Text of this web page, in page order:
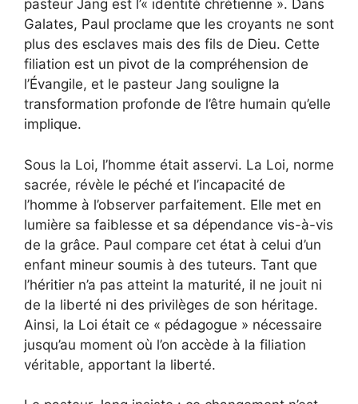
pasteur Jang est l’« identité chrétienne ». Dans
Galates, Paul proclame que les croyants ne sont
plus des esclaves mais des fils de Dieu. Cette
filiation est un pivot de la compréhension de
l’Évangile, et le pasteur Jang souligne la
transformation profonde de l’être humain qu’elle
implique.
Sous la Loi, l’homme était asservi. La Loi, norme
sacrée, révèle le péché et l’incapacité de
l’homme à l’observer parfaitement. Elle met en
lumière sa faiblesse et sa dépendance vis-à-vis
de la grâce. Paul compare cet état à celui d’un
enfant mineur soumis à des tuteurs. Tant que
l’héritier n’a pas atteint la maturité, il ne jouit ni
de la liberté ni des privilèges de son héritage.
Ainsi, la Loi était ce « pédagogue » nécessaire
jusqu’au moment où l’on accède à la filiation
véritable, apportant la liberté.